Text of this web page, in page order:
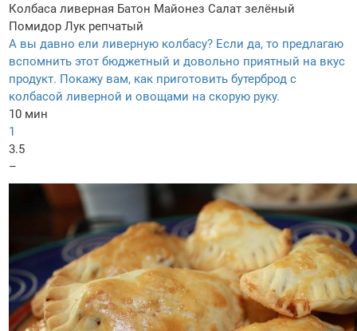
Колбаса ливерная Батон Майонез Салат зелёный
Помидор Лук репчатый
А вы давно ели ливерную колбасу? Если да, то предлагаю
вспомнить этот бюджетный и довольно приятный на вкус
продукт. Покажу вам, как приготовить бутерброд с
колбасой ливерной и овощами на скорую руку.
10 мин
1
3.5
–